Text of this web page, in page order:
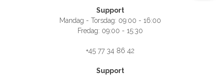
Support
Mandag - Torsdag: 09:00 - 16:00
Fredag: 09:00 - 15:30
+45 77 34 86 42
Support